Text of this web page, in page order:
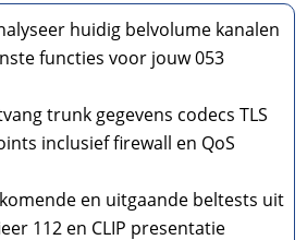
huidig belvolume kanalen
functies voor jouw 053
trunk gegevens codecs TLS
inclusief firewall en QoS
en uitgaande beltests uit
112 en CLIP presentatie